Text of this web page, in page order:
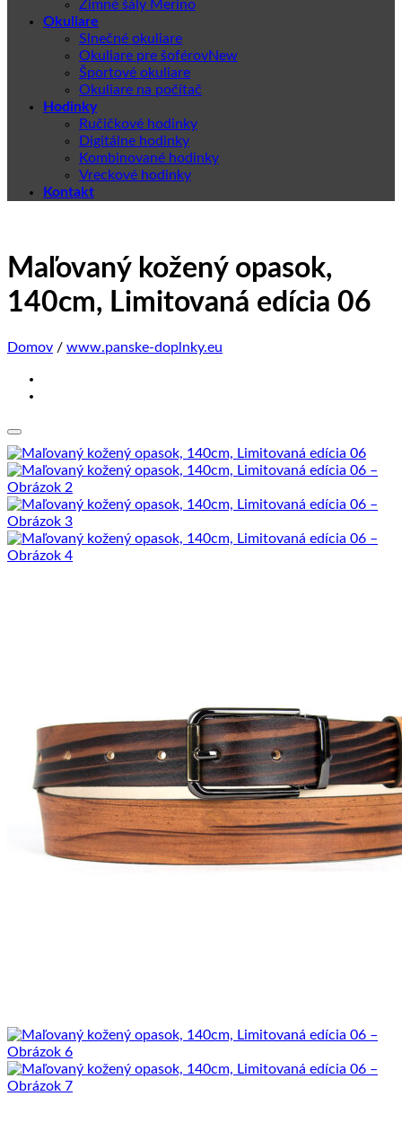
Zimné šály Merino
Okuliare
Slnečné okuliare
Okuliare pre šoférov
Športové okuliare
Okuliare na počítač
Hodinky
Ručičkové hodinky
Digitálne hodinky
Kombinované hodinky
Vreckové hodinky
Kontakt
Maľovaný kožený opasok,
140cm, Limitovaná edícia 06
Domov / www.panske-doplnky.eu